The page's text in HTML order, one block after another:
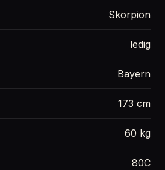
Skorpion
ledig
Bayern
173 cm
60 kg
80C